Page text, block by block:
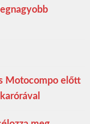
Motocompo előtt